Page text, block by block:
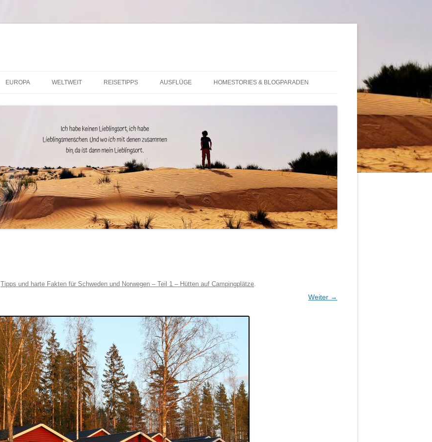
EUROPA WELTWEIT REISETIPPS AUSFLÜGE HOMESTORIES & BLOGPARADEN
Tipps und harte Fakten für Schweden und Norwegen – Teil 1 – Hütten auf Campingplätze.
Weiter →